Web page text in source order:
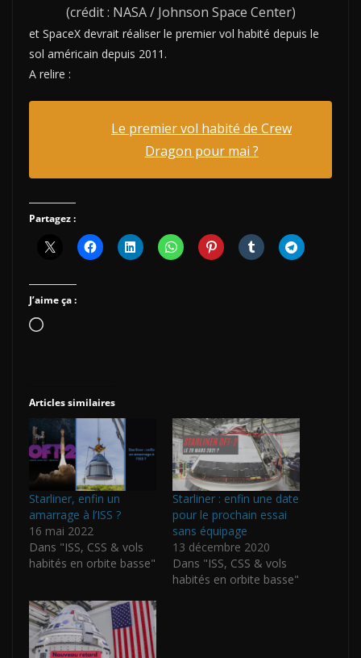
(crédit : NASA / Johnson Space Center)
et SpaceX devrait réaliser le premier vol habité depuis le
sol américain depuis 2011.
A relire :
Le premier vol habité de Crew
Dragon pour mai ?
Partagez :
J’aime ça :
Chargement…
Articles similaires
Starliner, enfin un
amarrage à l’ISS ?
16 mai 2022
Dans "ISS, CSS & vols
habités en orbite basse"
Starliner : enfin une date
pour le prochain essai
sans équipage
13 décembre 2020
Dans "ISS, CSS & vols
habités en orbite basse"